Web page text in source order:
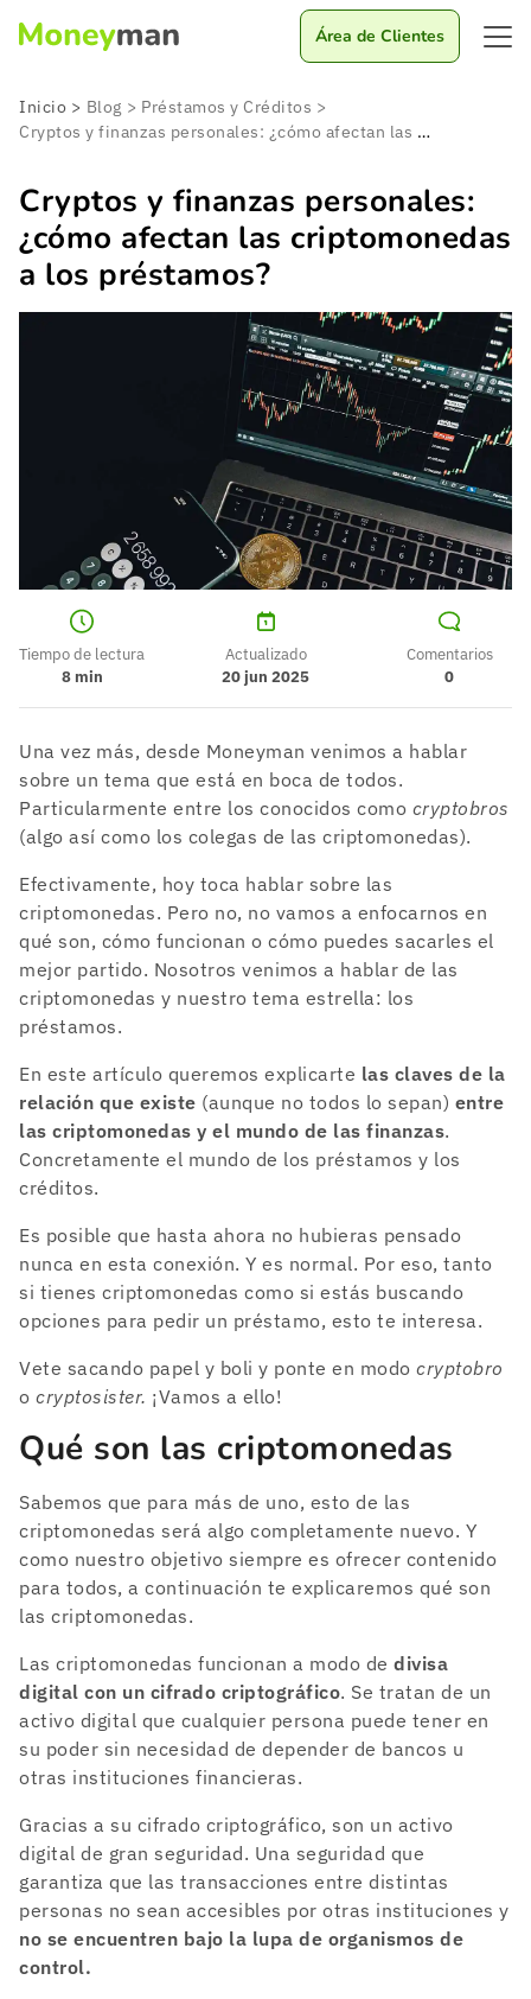
Área de Clientes
Inicio > Blog > Préstamos y Créditos >
Cryptos y finanzas personales: ¿cómo afectan las criptomonedas a los préstamos?
Cryptos y finanzas personales:
¿cómo afectan las criptomonedas
a los préstamos?
Tiempo de lectura
8min
Actualizado
20 jun 2025
Comentarios
0
Una vez más, desde Moneyman venimos a hablar
sobre un tema que está en boca de todos.
Particularmente entre los conocidos como cryptobros
(algo así como los colegas de las criptomonedas).
Efectivamente, hoy toca hablar sobre las
criptomonedas. Pero no, no vamos a enfocarnos en
qué son, cómo funcionan o cómo puedes sacarles el
mejor partido. Nosotros venimos a hablar de las
criptomonedas y nuestro tema estrella: los
préstamos.
En este artículo queremos explicarte las claves de la
relación que existe (aunque no todos lo sepan) entre
las criptomonedas y el mundo de las finanzas.
Concretamente el mundo de los préstamos y los
créditos.
Es posible que hasta ahora no hubieras pensado
nunca en esta conexión. Y es normal. Por eso, tanto
si tienes criptomonedas como si estás buscando
opciones para pedir un préstamo, esto te interesa.
Vete sacando papel y boli y ponte en modo cryptobro
o cryptosister. ¡Vamos a ello!
Qué son las criptomonedas
Sabemos que para más de uno, esto de las
criptomonedas será algo completamente nuevo. Y
como nuestro objetivo siempre es ofrecer contenido
para todos, a continuación te explicaremos qué son
las criptomonedas.
Las criptomonedas funcionan a modo de divisa
digital con un cifrado criptográfico. Se tratan de un
activo digital que cualquier persona puede tener en
su poder sin necesidad de depender de bancos u
otras instituciones financieras.
Gracias a su cifrado criptográfico, son un activo
digital de gran seguridad. Una seguridad que
garantiza que las transacciones entre distintas
personas no sean accesibles por otras instituciones y
no se encuentren bajo la lupa de organismos de
control.